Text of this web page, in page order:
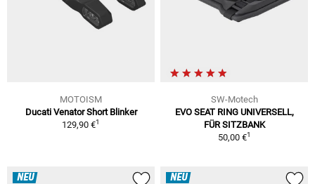
MOTOISM
Ducati Venator Short Blinker
129,90 €1
SW-Motech
EVO SEAT RING UNIVERSELL,
FÜR SITZBANK
50,00 €1
NEU NEU